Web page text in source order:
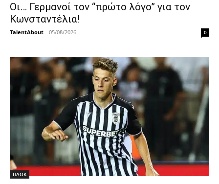
Οι… Γερμανοί τον “πρώτο λόγο” για τον
Κωνσταντέλια!
TalentAbout - 05/08/2026 0
ΠΑΟΚ